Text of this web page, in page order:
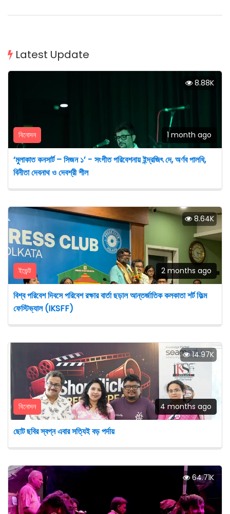
Latest Update
8.88K
বিনোদন 1 month ago
‘মুলাকাত কনসার্ট – সিজন ১’ - সংগীত পরিবেশনায় ইন্দ্রজিৎ দে, অর্ণব পালধি,
বিনীতা দেবনাথ ও দেবশ্রী শীল
8.64K
ইভেন্ট 2 months ago
বিশ্ব পরিবেশ দিবসে পরিবেশ রক্ষার বার্তা ছড়াল আন্তর্জাতিক কলকাতা শর্ট ফিল্ম
ফেস্টিভ্যাল (IKSFF)
14.97K
বিনোদন 4 months ago
ছোট ছবির স্বপ্ন এবার সত্যিই বড় পর্দায়
64.71K